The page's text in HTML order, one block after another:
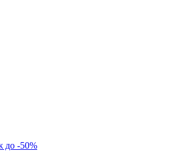
до -50%